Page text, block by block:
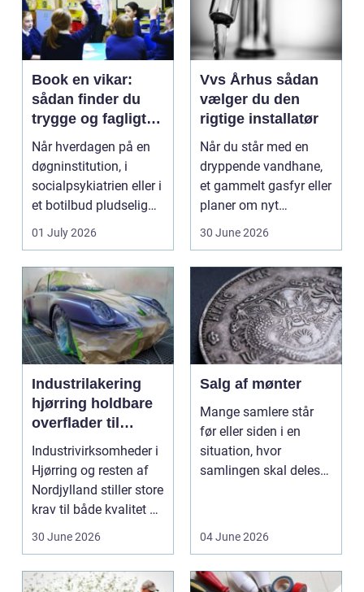
Book en vikar:
sådan finder du
trygge og fagligt
stærke løsninger
Når hverdagen på en
døgninstitution, i
socialpsykiatrien eller i
et botilbud pludselig
ændrer sig, k...
01 July 2026
Vvs Århus sådan
vælger du den
rigtige installatør
Når du står med en
dryppende vandhane,
et gammelt gasfyr eller
planer om nyt
badeværelse, bliver
30 June 2026
Industrilakering
hjørring holdbare
overflader til
industri og erhverv
Industrivirksomheder i
Hjørring og resten af
Nordjylland stiller store
krav til både kvalitet og
hol...
30 June 2026
Salg af mønter
Mange samlere står
før eller siden i en
situation, hvor
samlingen skal deles
04 June 2026